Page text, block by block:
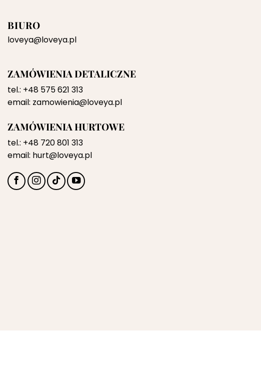
BIURO
loveya@loveya.pl
ZAMÓWIENIA DETALICZNE
tel.: +48 575 621 313
email: zamowienia@loveya.pl
ZAMÓWIENIA HURTOWE
tel.: +48 720 801 313
email: hurt@loveya.pl